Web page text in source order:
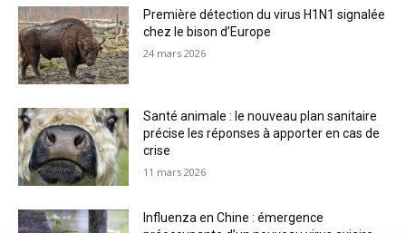
Première détection du virus H1N1 signalée
chez le bison d’Europe
24 mars 2026
Santé animale : le nouveau plan sanitaire
précise les réponses à apporter en cas de
crise
11 mars 2026
Influenza en Chine : émergence